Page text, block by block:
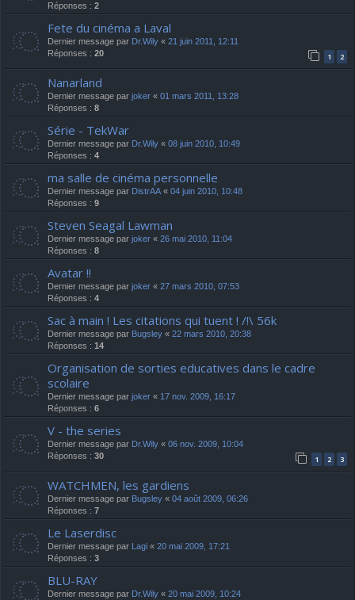
Réponses : 2
Fete du cinéma a Laval
Dernier message par Dr.Wily « 21 juin 2011, 12:11
Réponses : 20 1 2
Nanarland
Dernier message par joker « 01 mars 2011, 13:28
Réponses : 8
Série - TekWar
Dernier message par Dr.Wily « 08 juin 2010, 10:49
Réponses : 4
ma salle de cinéma personnelle
Dernier message par DistrAA « 04 juin 2010, 10:48
Réponses : 9
Steven Seagal Lawman
Dernier message par joker « 26 mai 2010, 11:04
Réponses : 8
Avatar !!
Dernier message par joker « 27 mars 2010, 07:53
Réponses : 4
Sac à main ! Les citations qui tuent ! /!\ 56k
Dernier message par Bugsley « 22 mars 2010, 20:38
Réponses : 14
Organisation de sorties educatives dans le cadre
scolaire
Dernier message par joker « 17 nov. 2009, 16:17
Réponses : 6
V - the series
Dernier message par Dr.Wily « 06 nov. 2009, 10:04
Réponses : 30 1 2 3
WATCHMEN, les gardiens
Dernier message par Bugsley « 04 août 2009, 06:26
Réponses : 7
Le Laserdisc
Dernier message par Lagi « 20 mai 2009, 17:21
Réponses : 3
BLU-RAY
Dernier message par Dr.Wily « 20 mai 2009, 10:24